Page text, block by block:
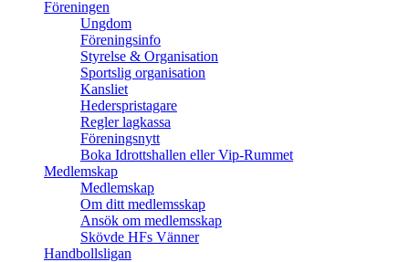
Föreningen
Ungdom
Föreningsinfo
Styrelse & Organisation
Sportslig organisation
Kansliet
Hederspristagare
Regler lagkassa
Föreningsnytt
Boka Idrottshallen eller Vip-Rummet
Medlemskap
Medlemskap
Om ditt medlemsskap
Ansök om medlemsskap
Skövde HFs Vänner
Handbollsligan